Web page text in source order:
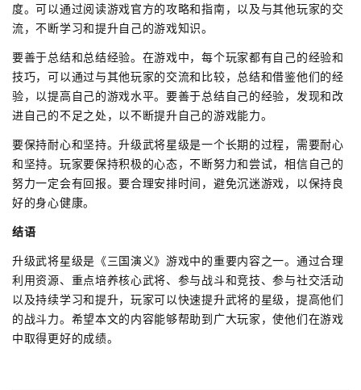
度。可以通过阅读游戏官方的攻略和指南，以及与其他玩家的交
流，不断学习和提升自己的游戏知识。
要善于总结和总结经验。在游戏中，每个玩家都有自己的经验和
技巧，可以通过与其他玩家的交流和比较，总结和借鉴他们的经
验，以提高自己的游戏水平。要善于总结自己的经验，发现和改
进自己的不足之处，以不断提升自己的游戏能力。
要保持耐心和坚持。升级武将星级是一个长期的过程，需要耐心
和坚持。玩家要保持积极的心态，不断努力和尝试，相信自己的
努力一定会有回报。要合理安排时间，避免沉迷游戏，以保持良
好的身心健康。
结语
升级武将星级是《三国演义》游戏中的重要内容之一。通过合理
利用资源、重点培养核心武将、参与战斗和竞技、参与社交活动
以及持续学习和提升，玩家可以快速提升武将的星级，提高他们
的战斗力。希望本文的内容能够帮助到广大玩家，使他们在游戏
中取得更好的成绩。